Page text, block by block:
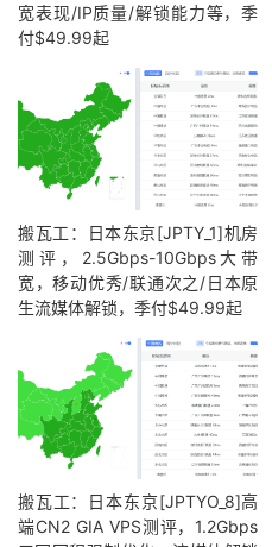
宽表现/IP质量/解锁能力等，季
付$49.99起
搬瓦工：日本东京[JPTY_1]机房
测评，2.5Gbps-10Gbps大带
宽，移动优秀/联通次之/日本原
生流媒体解锁，季付$49.99起
搬瓦工：日本东京[JPTYO_8]高
端CN2 GIA VPS测评，1.2Gbps